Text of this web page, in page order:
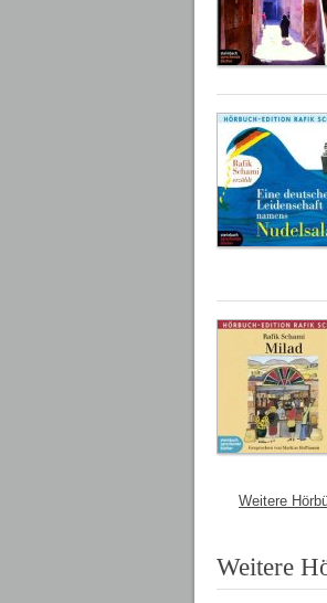
Weitere
Weitere